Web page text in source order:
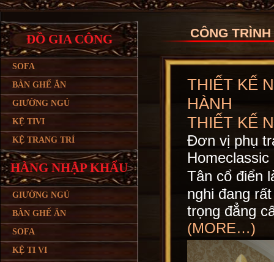
ĐỒ GIA CÔNG
SOFA
BÀN GHẾ ĂN
GIƯỜNG NGỦ
KỆ TIVI
KỆ TRANG TRÍ
HÀNG NHẬP KHẨU
GIƯỜNG NGỦ
BÀN GHẾ ĂN
SOFA
KỆ TI VI
CÔNG TRÌNH
THIẾT KẾ
HÀNH
THIẾT KẾ
Đơn vị phụ
Homeclassic
Tân cổ điển
nghi đang
trọng đẳng
(MORE…)